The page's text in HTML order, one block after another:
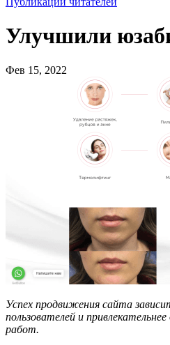
Улучшили
Фев 15, 2022
Успех продвижения сайта
пользователей и
работ.